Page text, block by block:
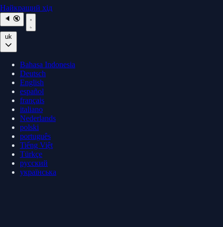
Найкращий хід
🔈 🔇
uk
Bahasa Indonesia
Deutsch
English
español
français
italiano
Nederlands
polski
português
Tiếng Việt
Türkçe
русский
українська